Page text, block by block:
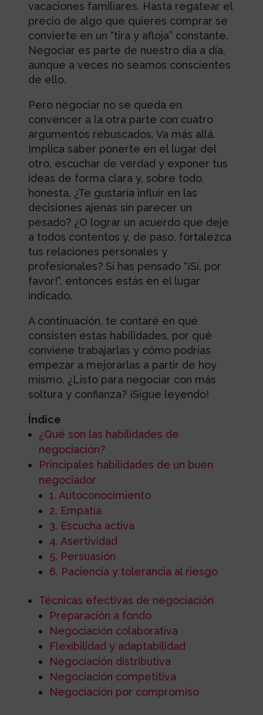
vacaciones familiares. Hasta regatear el
precio de algo que quieres comprar se
convierte en un “tira y afloja” constante.
Negociar es parte de nuestro día a día,
aunque a veces no seamos conscientes
de ello.
Pero negociar no se queda en
convencer a la otra parte con cuatro
argumentos rebuscados. Va más allá.
Implica saber ponerte en el lugar del
otro, escuchar de verdad y exponer tus
ideas de forma clara y, sobre todo,
honesta. ¿Te gustaría influir en las
decisiones ajenas sin parecer un
pesado? ¿O lograr un acuerdo que deje
a todos contentos y, de paso, fortalezca
tus relaciones personales y
profesionales? Si has pensado “¡Sí, por
favor!”, entonces estás en el lugar
indicado.
A continuación, te contaré en qué
consisten estas habilidades, por qué
conviene trabajarlas y cómo podrías
empezar a mejorarlas a partir de hoy
mismo. ¿Listo para negociar con más
soltura y confianza? ¡Sigue leyendo!
Índice
¿Qué son las habilidades de
negociación?
Principales habilidades de un buen
negociador
1. Autoconocimiento
2. Empatía
3. Escucha activa
4. Asertividad
5. Persuasión
6. Paciencia y tolerancia al riesgo
Técnicas efectivas de negociación
Preparación a fondo
Negociación colaborativa
Flexibilidad y adaptabilidad
Negociación distributiva
Negociación competitiva
Negociación por compromiso